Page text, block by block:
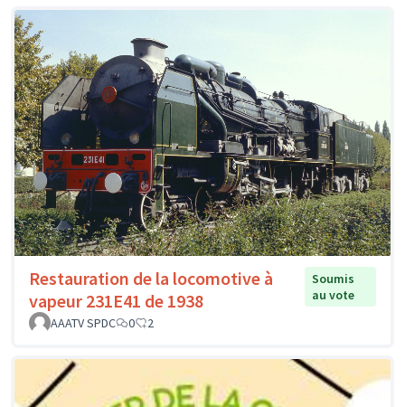
Restauration de la locomotive à
vapeur 231E41 de 1938
Soumis
au vote
AAATV SPDC
0 2